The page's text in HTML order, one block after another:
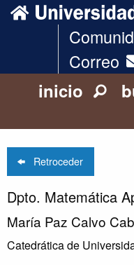
Correo
inicio
Retroceder
Dpto. Matemática
María Paz Calvo
Catedrática de